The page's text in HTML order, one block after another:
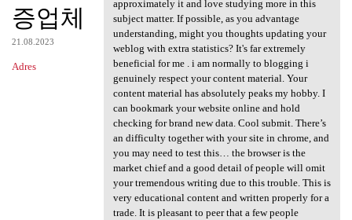
증업체
21.08.2023
Adres
approximately it and love studying more in this
subject matter. If possible, as you advantage
understanding, might you thoughts updating your
weblog with extra statistics? It's far extremely
beneficial for me . i am normally to blogging i
genuinely respect your content material. Your
content material has absolutely peaks my hobby. I
can bookmark your website online and hold
checking for brand new data. Cool submit. There’s
an difficulty together with your site in chrome, and
you may need to test this… the browser is the
market chief and a good detail of people will omit
your tremendous writing due to this trouble. This is
very educational content and written properly for a
trade. It is pleasant to peer that a few people